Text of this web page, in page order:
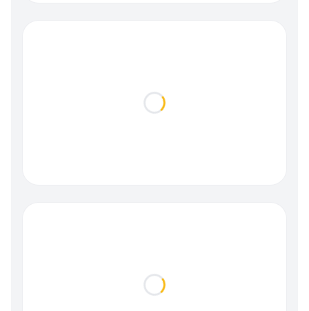
Loading...
Loading...